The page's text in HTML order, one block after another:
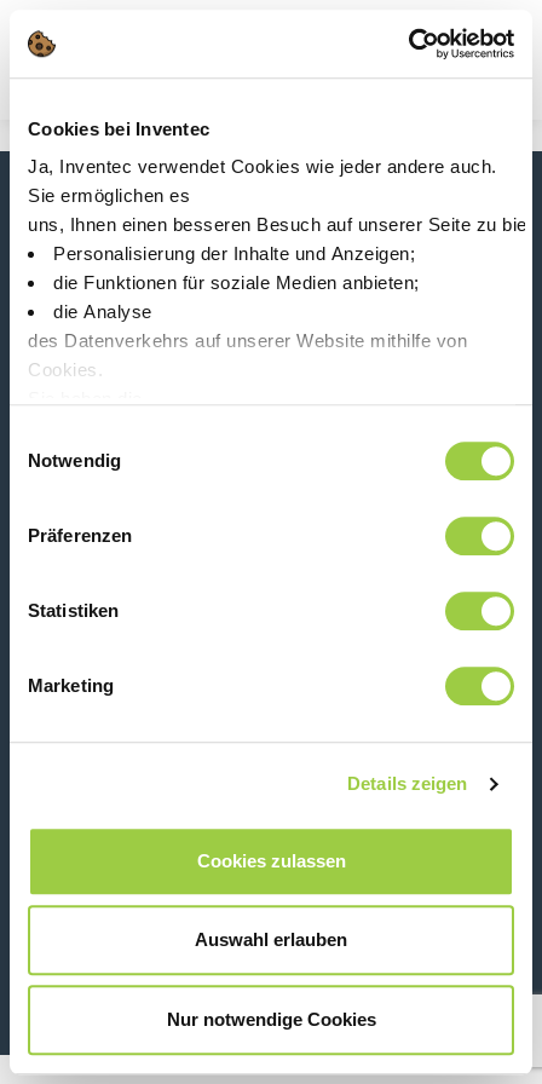
Cookies bei Inventec
Ja, Inventec verwendet Cookies wie jeder andere auch.
Sie ermöglichen es
uns, Ihnen einen besseren Besuch auf unserer Seite zu
Personalisierung der Inhalte und Anzeigen;
die Funktionen für soziale Medien anbieten;
die Analyse
des Datenverkehrs auf unserer Website mithilfe von
Cookies.
Keine Panik, Sie können Ihre Auswahl auch jederzeit auf
Notwendig
Präferenzen
Statistiken
Marketing
Details zeigen
Cookies zulassen
Auswahl erlauben
Nur notwendige Cookies
Suche
Start
Product Product Category
Dielektrische Wärmeträgerflüssigkeiten
Neuigkeiten, Dienstleistungen, Produkte,...
Bleiben Sie mit unserem Newsletter in Verbindung!
Folge uns auf:
26 Rue des Coulons - 94360 Bry-sur-Marne - France
Rechtliche Informationen & Datenschutzhinweis